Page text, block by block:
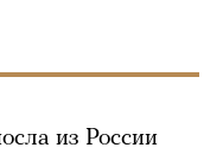
из России